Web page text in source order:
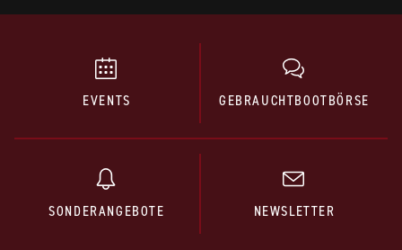
EVENTS GEBRAUCHTBOOTBÖRSE
SONDERANGEBOTE NEWSLETTER